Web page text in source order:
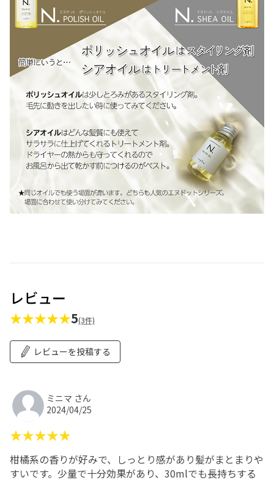
レビュー
★★★★★5(3件)
レビューを投稿する
ミニマ さん
2024/04/25
★★★★★
柑橘系の香りが好みで、しっとり感があり髪がまとまりや
すいです。少量で十分効果があり、30mlでも長持ちする